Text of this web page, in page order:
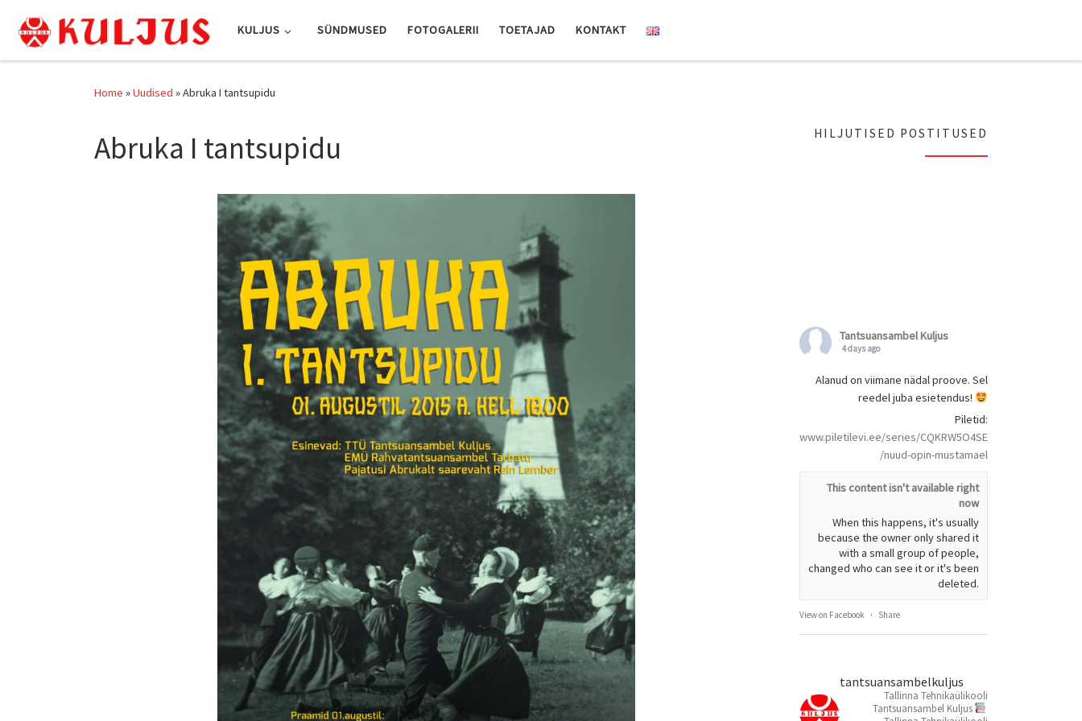
Skip to content KULJUS SÜNDMUSED FOTOGALERII TOETAJAD KONTAKT
Home »Uudised »Abruka I tantsupidu
Abruka I tantsupidu HILJUTISED POSTITUSED
Tantsuansambel Kuljus
4 days ago
Alanud on viimane nädal proove. Sel
reedel juba esietendus!
Piletid:
www.piletilevi.ee/series/CQKRW5O4SE
/nuud-opin-mustamael
This content isn't available right
now
When this happens, it's usually
because the owner only shared it
with a small group of people,
changed who can see it or it's been
deleted.
View on Facebook · Share
tantsuansambelkuljus
Tallinna Tehnikaülikooli
Tantsuansambel Kuljus